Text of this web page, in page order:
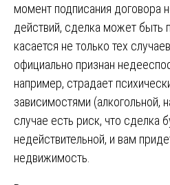
момент подписания договора
действий, сделка может быть
касается не только тех
официально признан
например, страдает
зависимостями (алкогольной,
случае есть риск, что сделка
недействительной, и вам
недвижимость.